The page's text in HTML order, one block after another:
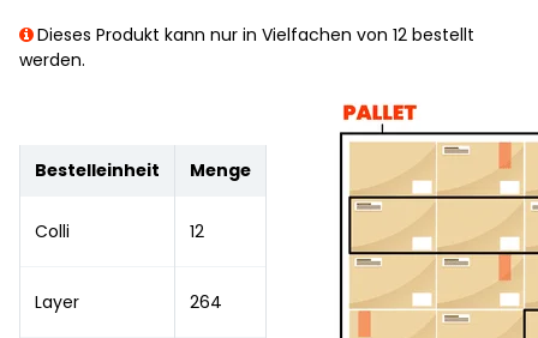
Dieses Produkt kann nur in Vielfachen von 12 bestellt
werden.
Bestelleinheit Menge
Colli 12
Layer 264